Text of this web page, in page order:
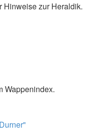
Hinweise zur Heraldik.
Wappenindex.